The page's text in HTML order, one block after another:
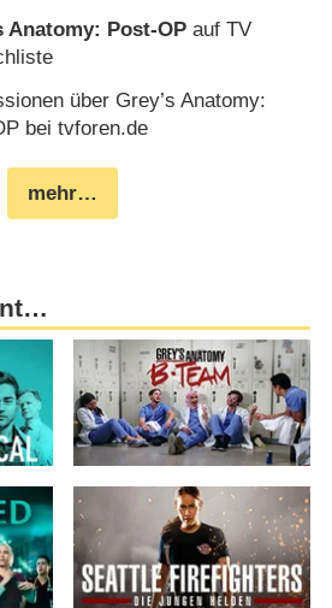
Anatomy: Post-OP auf TV
über Grey’s Anatomy:
bei tvforen.de
mehr…